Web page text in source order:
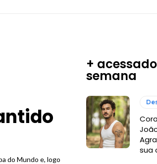
do Mundo e, logo
+
semana
sua